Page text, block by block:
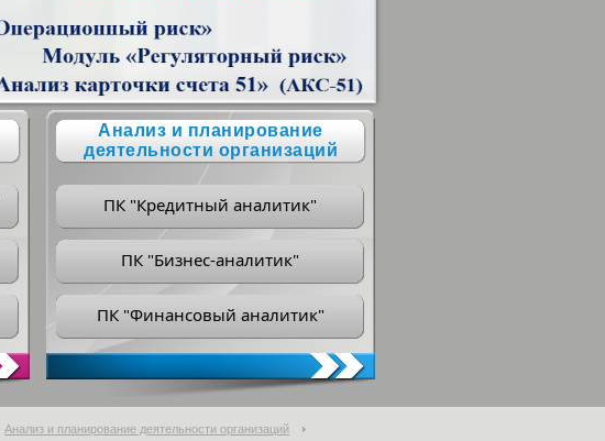
Анализ и планирование
деятельности организаций
ПК "Кредитный аналитик"
ПК "Бизнес-аналитик"
ПК "Финансовый аналитик"
Анализ и планирование деятельности организаций